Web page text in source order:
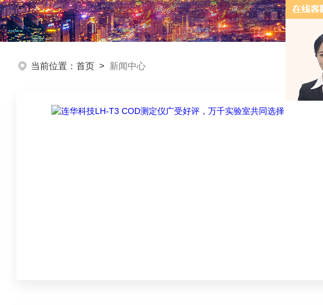
当前位置： 首页> 新闻中心